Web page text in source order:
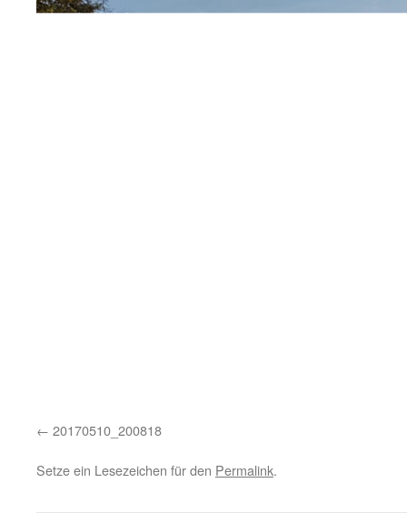
20170510_200818
Setze ein Lesezeichen für den Permalink.